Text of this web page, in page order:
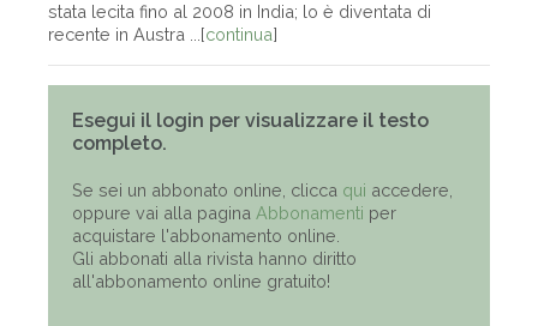
stata lecita fino al 2008 in India; lo è diventata di
recente in Austra ...[continua]
Esegui il login per visualizzare il testo
completo.
Se sei un abbonato online, clicca qui accedere,
oppure vai alla pagina Abbonamenti per
acquistare l'abbonamento online.
Gli abbonati alla rivista hanno diritto
all'abbonamento online gratuito!